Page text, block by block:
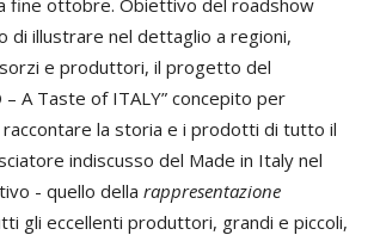
fine ottobre. Obiettivo del roadshow
di illustrare nel dettaglio a regioni,
e produttori, il progetto del
– A Taste of ITALY” concepito per
la storia e i prodotti di tutto il
indiscusso del Made in Italy nel
- quello della rappresentazione
gli eccellenti produttori, grandi e piccoli,